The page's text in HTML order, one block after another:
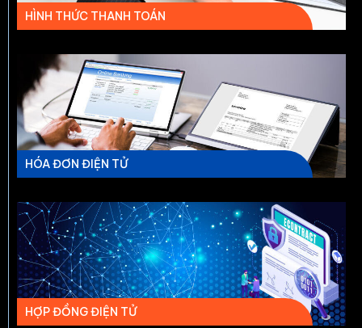
HÌNH THỨC THANH TOÁN
HÓA ĐƠN ĐIỆN TỬ
HỢP ĐỒNG ĐIỆN TỬ